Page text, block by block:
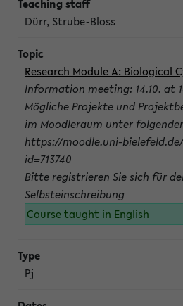
Dürr, Strube-Bloss
Research Module A: Biological
Information meeting: 14.10. at
Mögliche Projekte und
im Moodleraum unter
https://moodle.uni-
id=713740
Bitte registrieren Sie sich für
Selbsteinschreibung
Course taught in English
Pj